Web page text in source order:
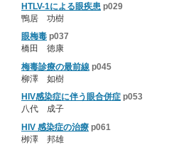
HTLV-1による眼疾患 p029
鴨居 功樹
眼梅毒 p037
橋田 徳康
梅毒診療の最前線 p045
柳澤 如樹
HIV感染症に伴う眼合併症 p053
八代 成子
HIV 感染症の治療 p061
栁澤 邦雄